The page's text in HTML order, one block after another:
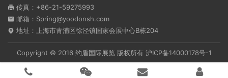
传真：+86-21-59275993
邮箱：Spring@yoodonsh.com
地址：上海市青浦区徐泾镇国家会展中心B栋204
Copyright © 2016 约盾国际展览 版权所有 沪ICP备14000178号-1